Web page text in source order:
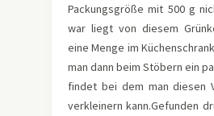
Packungsgröße mit 500 g
war liegt von diesem
eine Menge im
man dann beim Stöbern ein
findet bei dem man diesen
verkleinern kann.Gefunden